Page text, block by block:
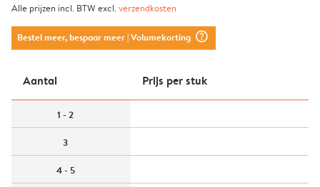
Alle prijzen incl. BTW excl.verzendkosten
Bestel meer, bespaar meer| Volumekorting question_mark_circle
Aantal Prijs per stuk
1 - 2
3
4 - 5